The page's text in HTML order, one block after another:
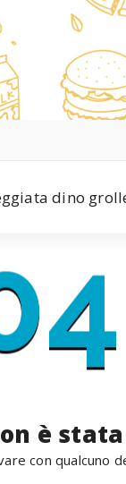
dino
è
con qualcuno